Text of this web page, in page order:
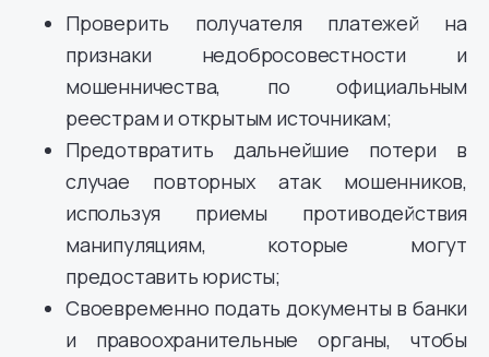
Проверить получателя платежей на
признаки недобросовестности и
мошенничества, по официальным
реестрам и открытым источникам;
Предотвратить дальнейшие потери в
случае повторных атак мошенников,
используя приемы противодействия
манипуляциям, которые могут
предоставить юристы;
Своевременно подать документы в банки
и правоохранительные органы, чтобы